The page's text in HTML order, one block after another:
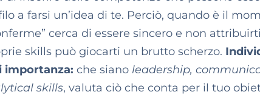
a farsi un’idea di te. Perciò, quando è il
cerca di essere sincero e non
skills può giocarti un brutto scherzo.
importanza: che siano leadership,
skills, valuta ciò che conta per il tuo